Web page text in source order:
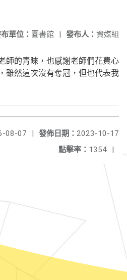
發布人： 資媒組
單位： 圖書館 |
師的青睞，也感謝老師們花費心
雖然這次沒有奪冠，但也代表我
發佈日期： 2023-10-17
08-07
|
點擊率： 1354 |